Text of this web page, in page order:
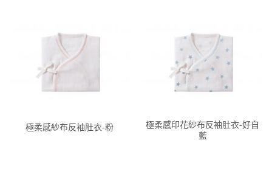
極柔感紗布反袖肚衣-粉
極柔感印花紗布反袖肚衣-好自
藍